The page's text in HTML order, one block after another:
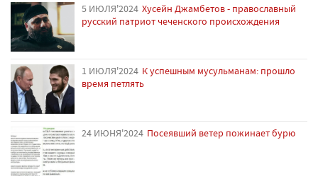
5 ИЮЛЯ'2024 Хусейн Джамбетов - православный
русский патриот чеченского происхождения
1 ИЮЛЯ'2024 К успешным мусульманам: прошло
время петлять
24 ИЮНЯ'2024 Посеявший ветер пожинает бурю